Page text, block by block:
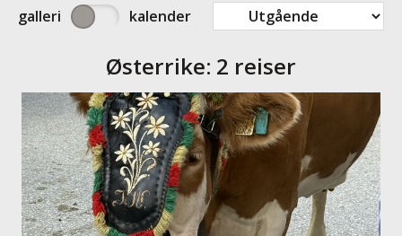
galleri kalender
Østerrike: 2 reiser